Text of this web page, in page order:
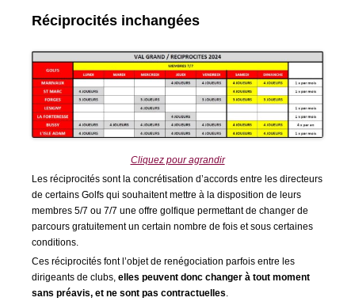
Réciprocités inchangées
Cliquez pour agrandir
Les réciprocités sont la concrétisation d’accords entre les directeurs
de certains Golfs qui souhaitent mettre à la disposition de leurs
membres 5/7 ou 7/7 une offre golfique permettant de changer de
parcours gratuitement un certain nombre de fois et sous certaines
conditions.
Ces réciprocités font l’objet de renégociation parfois entre les
dirigeants de clubs, elles peuvent donc changer à tout moment
sans préavis, et ne sont pas contractuelles.